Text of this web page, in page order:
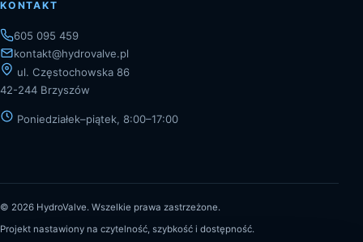
KONTAKT
605 095 459
kontakt@hydrovalve.pl
ul. Częstochowska 86
42-244 Brzyszów
Poniedziałek–piątek, 8:00–17:00
© 2026 HydroValve. Wszelkie prawa zastrzeżone.
Projekt nastawiony na czytelność, szybkość i dostępność.